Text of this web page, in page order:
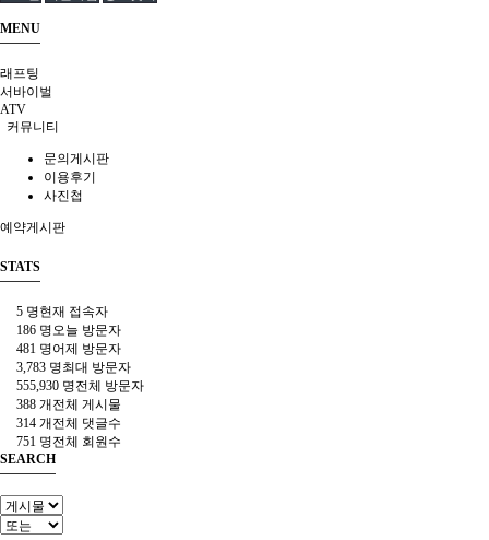
MENU
래프팅
서바이벌
ATV
커뮤니티
문의게시판
이용후기
사진첩
예약게시판
STATS
5 명현재 접속자
186 명오늘 방문자
481 명어제 방문자
3,783 명최대 방문자
555,930 명전체 방문자
388 개 전체 게시물
314 개 전체 댓글수
751 명전체 회원수
SEARCH